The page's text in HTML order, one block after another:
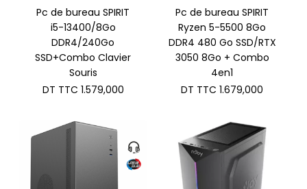
Pc de bureau SPIRIT
i5-13400/8Go
DDR4/240Go
SSD+Combo Clavier
Souris
DT TTC 1.579,000
Pc de bureau SPIRIT
Ryzen 5-5500 8Go
DDR4 480 Go SSD/RTX
3050 8Go + Combo
4en1
DT TTC 1.679,000